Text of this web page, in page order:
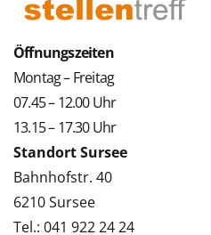
Öffnungszeiten
Montag – Freitag
07.45 – 12.00 Uhr
13.15 – 17.30 Uhr
Standort Sursee
Bahnhofstr. 40
6210 Sursee
Tel.: 041 922 24 24